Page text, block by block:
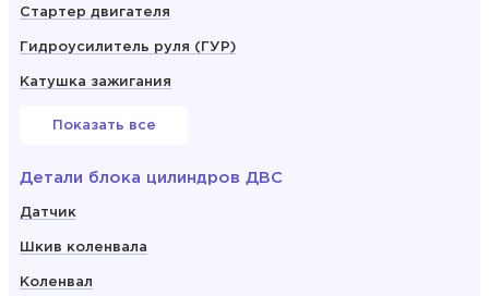
Стартер двигателя
Гидроусилитель руля (ГУР)
Катушка зажигания
Показать все
Детали блока цилиндров ДВС
Датчик
Шкив коленвала
Коленвал